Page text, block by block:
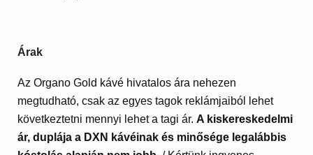
Árak
Az Organo Gold kávé hivatalos ára nehezen
megtudható, csak az egyes tagok reklámjaiból lehet
következtetni mennyi lehet a tagi ár.A kiskereskedelmi
ár, duplája a DXN kávéinak és minősége legalábbis